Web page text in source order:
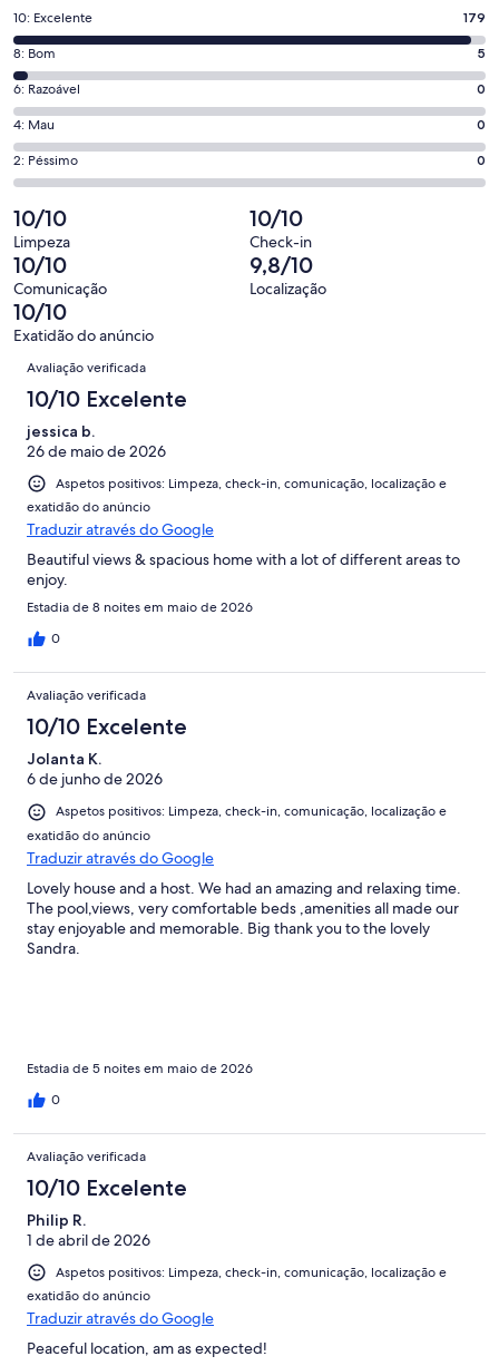
nova
janela
Pontuação
de
10,
o
que
significa
“Excelente”.
179
de
184
avaliações.
10: Excelente 179
Pontuação
de
8,
o
que
significa
5
de
184
avaliações.
8: Bom 5
Pontuação
de
6,
o
que
significa
“Razoável”.
0
de
184
avaliações.
6: Razoável 0
Pontuação
de
4,
que
significa
“Mau”.
0
de
184
avaliações.
4: Mau 0
Pontuação
de
2,
o
que
significa
“Péssimo”.
0
184
avaliações.
2: Péssimo 0
10/10
Limpeza
10/10
Check-in
10/10
Comunicação
9,8/10
Localização
10/10
Exatidão do anúncio
Avaliações
Avaliação verificada
10/10 Excelente
jessica b.
26 de maio de 2026
Aspetos positivos: Limpeza, check-in, comunicação, localização e
exatidão do anúncio
Traduzir através do Google
Beautiful views & spacious home with a lot of different areas to
enjoy.
Estadia de 8 noites em maio de 2026
0
Avaliação verificada
10/10 Excelente
Jolanta K.
6 de junho de 2026
Aspetos positivos: Limpeza, check-in, comunicação, localização e
exatidão do anúncio
Traduzir através do Google
Lovely house and a host. We had an amazing and relaxing time.
The pool,views, very comfortable beds ,amenities all made our
stay enjoyable and memorable. Big thank you to the lovely
Sandra.
Estadia de 5 noites em maio de 2026
0
Avaliação verificada
10/10 Excelente
Philip R.
1 de abril de 2026
Aspetos positivos: Limpeza, check-in, comunicação, localização e
exatidão do anúncio
Traduzir através do Google
Peaceful location, am as expected!